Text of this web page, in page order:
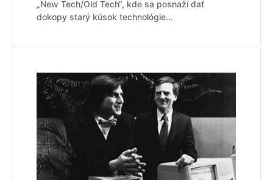
„New Tech/Old Tech“, kde sa posnaží dať
dokopy starý kúsok technológie…